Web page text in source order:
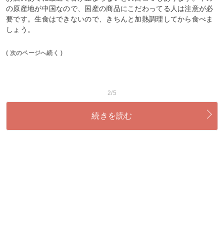
の原産地が中国なので、国産の商品にこだわってる人は注意が必
要です。生食はできないので、きちんと加熱調理してから食べま
しょう。
( 次のページへ続く )
2/5
続きを読む